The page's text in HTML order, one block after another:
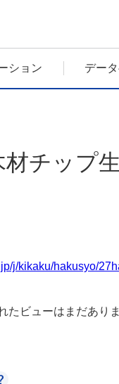
ション デー
チップ
j/kikaku/hakusyo/
たビューはまだあり